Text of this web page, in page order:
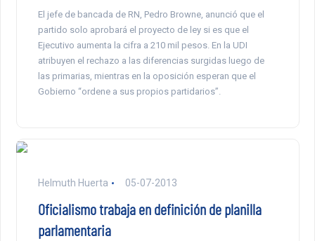
El jefe de bancada de RN, Pedro Browne, anunció que el
partido solo aprobará el proyecto de ley si es que el
Ejecutivo aumenta la cifra a 210 mil pesos. En la UDI
atribuyen el rechazo a las diferencias surgidas luego de
las primarias, mientras en la oposición esperan que el
Gobierno “ordene a sus propios partidarios”.
Helmuth Huerta 05-07-2013
Oficialismo trabaja en definición de planilla
parlamentaria